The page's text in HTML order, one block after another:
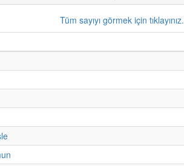
Tüm sayıyı görmek için tıklayınız.